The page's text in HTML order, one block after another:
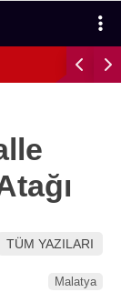
TÜM YAZILARI
Malatya